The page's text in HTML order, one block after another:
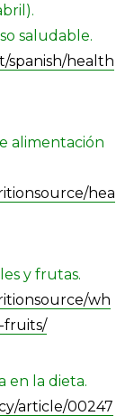
saludable.
spanish/health
alimentación
hea
y frutas.
wh
fruits/
en la dieta.
article/00247